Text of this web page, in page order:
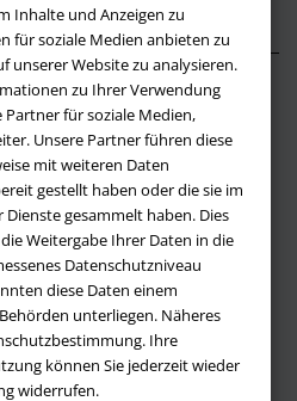
Inhalte und Anzeigen zu
für soziale Medien anbieten zu
unserer Website zu analysieren.
zu Ihrer Verwendung
für soziale Medien,
Unsere Partner führen diese
mit weiteren Daten
gestellt haben oder die sie im
gesammelt haben. Dies
Weitergabe Ihrer Daten in die
Datenschutzniveau
diese Daten einem
unterliegen. Näheres
Ihre
können Sie jederzeit wieder
widerrufen.